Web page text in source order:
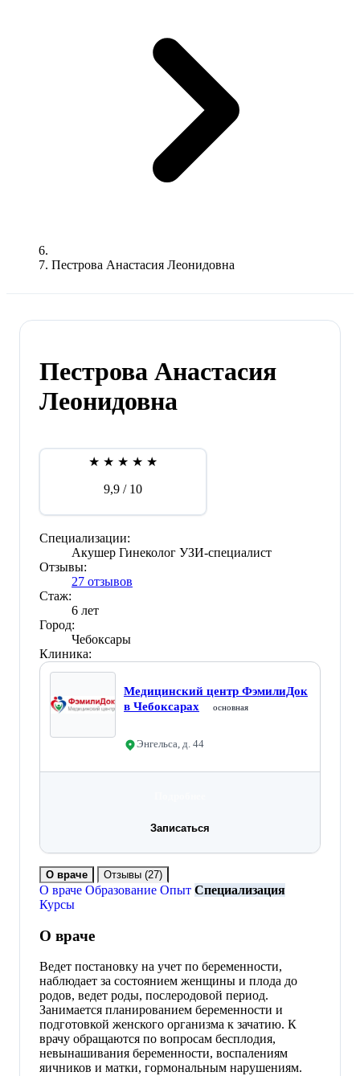
Пестрова Анастасия Леонидовна
Пестрова Анастасия
Леонидовна
★ ★ ★ ★ ★
9,9 / 10
Специализации:
Акушер Гинеколог УЗИ-специалист
Отзывы:
27 отзывов
Стаж:
6 лет
Город:
Чебоксары
Клиника:
Медицинский центр ФэмилиДок
в Чебоксарах
основная
Энгельса, д. 44
Записаться
О враче Отзывы (27)
О враче Образование Опыт Специализация
Курсы
О враче
Ведет постановку на учет по беременности,
наблюдает за состоянием женщины и плода до
родов, ведет роды, послеродовой период.
Занимается планированием беременности и
подготовкой женского организма к зачатию. К
врачу обращаются по вопросам бесплодия,
невынашивания беременности, воспалениям
яичников и матки, гормональным нарушениям.